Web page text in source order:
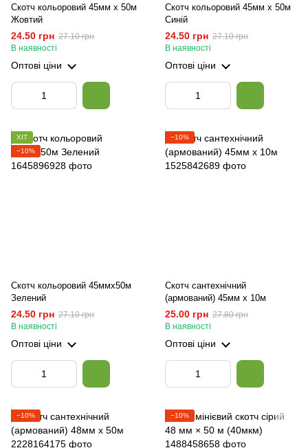
Скотч кольоровий 45мм х 50м
Жовтий
24.50 грн 27.10 грн
В наявності
Оптові ціни
Скотч кольоровий 45мм х 50м
Синій
24.50 грн 27.10 грн
В наявності
Оптові ціни
ХІТ
−10%
Скотч кольоровий 45ммх50м
Зелений
24.50 грн 27.10 грн
В наявності
Оптові ціни
−10%
Скотч сантехнічний
(армований) 45мм х 10м
25.00 грн 27.80 грн
В наявності
Оптові ціни
−10% −10%